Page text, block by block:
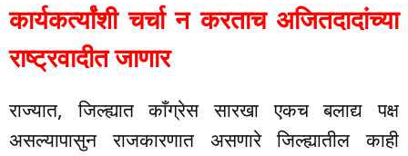
कार्यकर्त्यांशी चर्चा न करताच अजितदादांच्या
राष्ट्रवादीत जाणार
राज्यात, जिल्ह्यात काँग्रेस सारखा एकच बलाद्य पक्ष
असल्यापासुन राजकारणात असणारे जिल्ह्यातील काही